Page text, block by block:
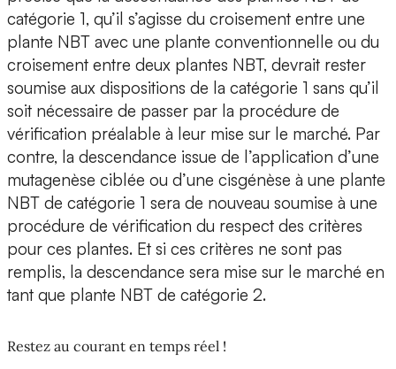
catégorie 1, qu’il s’agisse du croisement entre une
plante NBT avec une plante conventionnelle ou du
croisement entre deux plantes NBT, devrait rester
soumise aux dispositions de la catégorie 1 sans qu’il
soit nécessaire de passer par la procédure de
vérification préalable à leur mise sur le marché. Par
contre, la descendance issue de l’application d’une
mutagenèse ciblée ou d’une cisgénèse à une plante
NBT de catégorie 1 sera de nouveau soumise à une
procédure de vérification du respect des critères
pour ces plantes. Et si ces critères ne sont pas
remplis, la descendance sera mise sur le marché en
tant que plante NBT de catégorie 2.
Restez au courant en temps réel !